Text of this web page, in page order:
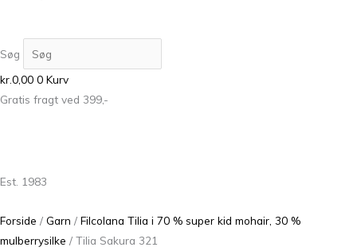
Søg
kr.0,00 0 Kurv
Gratis fragt ved 399,-
Est. 1983
Forside / Garn / Filcolana Tilia i 70 % super kid mohair, 30 %
mulberrysilke / Tilia Sakura 321